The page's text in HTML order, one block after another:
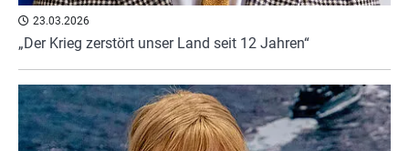
23.03.2026
„Der Krieg zerstört unser Land seit 12 Jahren“